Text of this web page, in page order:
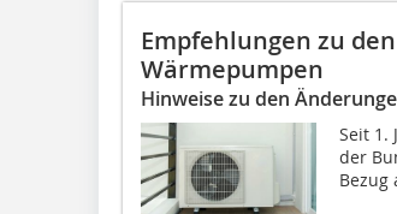
Empfehlungen zu
Wärmepumpen
Hinweise zu den
Seit 1.
der
Bezug